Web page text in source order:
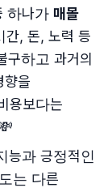
하나가 매몰
, 돈, 노력 등
구하고 과거의
향을
용보다는
능과 긍정적인
는 다른